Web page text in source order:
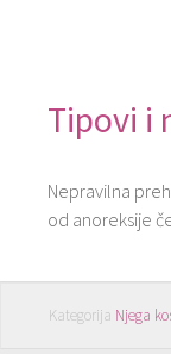
Tipovi i
Nepravilna
od anoreksije
Kategorija Njega